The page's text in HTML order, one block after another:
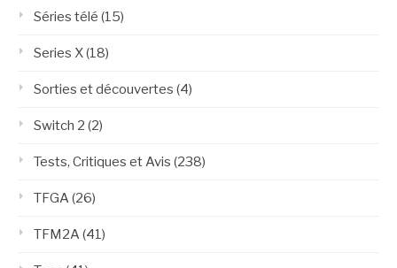
Séries télé (15)
Series X(18)
Sorties et découvertes (4)
Switch 2 (2)
Tests, Critiques et Avis (238)
TFGA(26)
TFM2A(41)